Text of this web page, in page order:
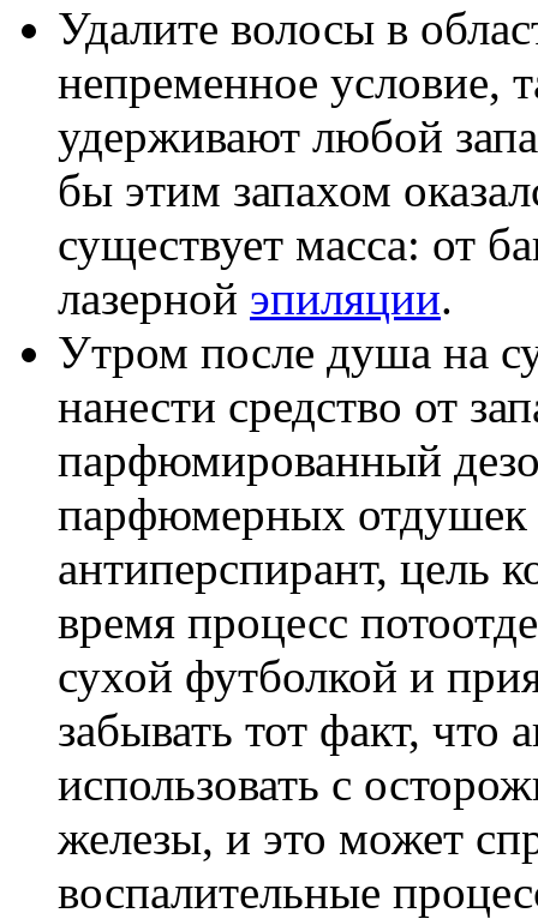
Удалите волосы в
непременное условие,
удерживают любой
бы этим запахом
существует масса: от
лазерной эпиляции.
Утром после душа на
нанести средство от
парфюмированный
парфюмерных отдушек
антиперспирант, цель
время процесс
сухой футболкой и
забывать тот факт, что
использовать с
железы, и это может
воспалительные